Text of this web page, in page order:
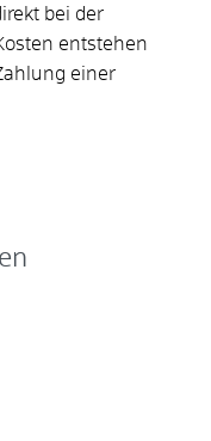
bei der
entstehen
einer